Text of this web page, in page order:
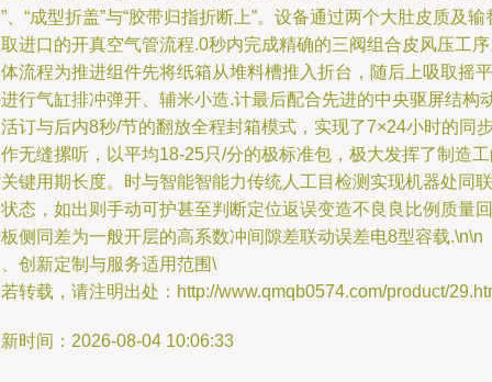
、“成型折盖”与“胶带归指折断上”。设备通过两个大肚皮质及输
进口的开真空气管流程.0秒内完成精确的三阀组合皮风压工
流程为推进组件先将纸箱从堆料槽推入折台，随后上吸取摇平
行气缸排冲弹开、辅米小造.计最后配合先进的中央驱屏结构
订与后内8秒/节的翻放全程封箱模式，实现了7×24小时的同
无缝摞听，以平均18-25只/分的极标准包，极大发挥了制造
键用期长度。时与智能智能力传统人工目检测实现机器处同联
态，如出则手动可护甚至判断定位返误变造不良良比例质量回
侧同差为一般开层的高系数冲间隙差联动误差电8型容载.\n\n
创新定制与服务适用范围\
转载，请注明出处：http://www.qmqb0574.com/product/
时间：2026-08-04 10:06:33